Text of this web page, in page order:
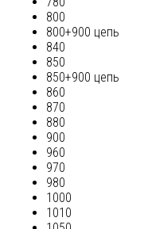
800
800+900 цепь
840
850
850+900 цепь
860
870
880
900
960
970
980
1000
1010